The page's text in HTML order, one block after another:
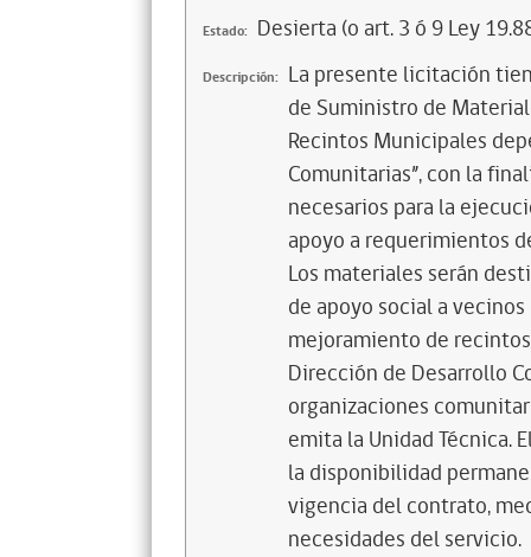
Estado: Desierta (o art. 3 ó 9 Ley
Descripción: La presente licitación
de Suministro de
Recintos Municipales
Comunitarias”, con la
necesarios para la
apoyo a requerimientos
Los materiales serán
de apoyo social a
mejoramiento de
Dirección de Desarrollo
organizaciones
emita la Unidad Técnica.
la disponibilidad
vigencia del contrato,
necesidades del servicio.